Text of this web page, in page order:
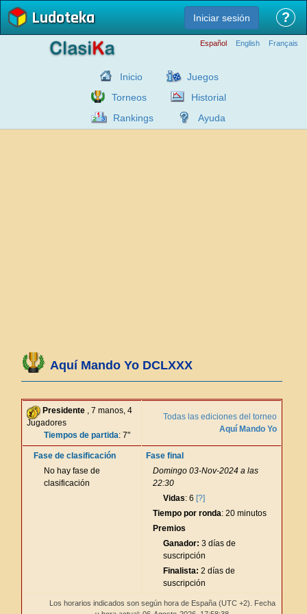
Ludoteka Iniciar sesión ?
Español English Français
Inicio
Juegos
Torneos
Historial
Rankings
Ayuda
Aquí Mando Yo DCLXXX
Presidente , 7 manos, 4
Jugadores
Tiempos de partida: 7"
Todas las ediciones del torneo
Aquí Mando Yo
Fase de clasificación
No hay fase de
clasificación
Fase final
Domingo 03-Nov-2024 a las
22:30
Vidas: 6 [?]
Tiempo por ronda: 20 minutos
Premios
Ganador: 3 días de
suscripción
Finalista: 2 días de
suscripción
Los horarios indicados son según hora de España (UTC +2). Fecha